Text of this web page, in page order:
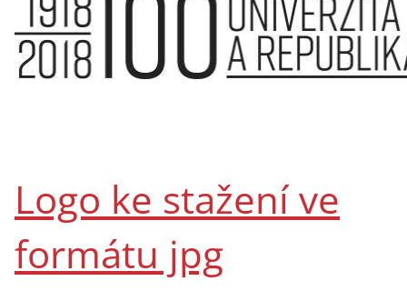
Logo ke stažení ve
formátu jpg